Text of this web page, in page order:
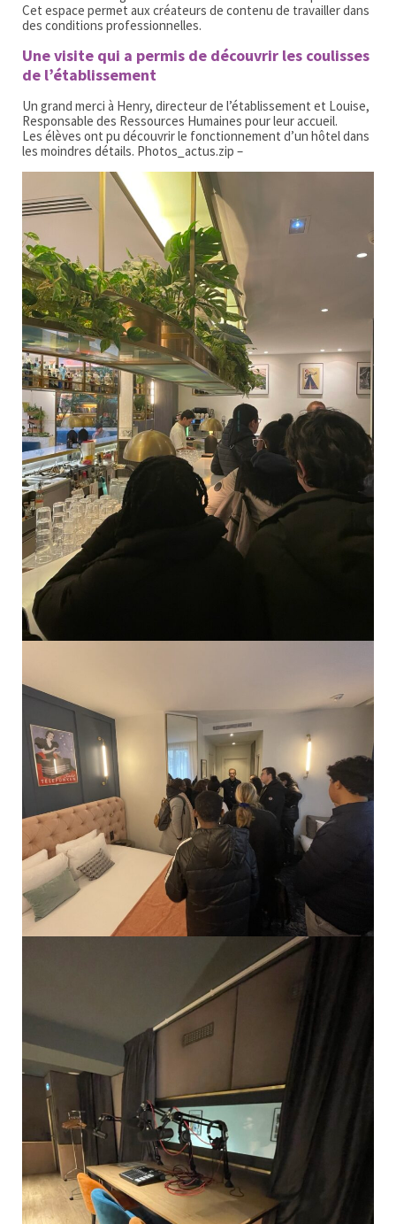
Cet espace permet aux créateurs de contenu de travailler dans
des conditions professionnelles.
Une visite qui a permis de découvrir les coulisses
de l’établissement
Un grand merci à Henry, directeur de l’établissement et Louise,
Responsable des Ressources Humaines pour leur accueil.
Les élèves ont pu découvrir le fonctionnement d’un hôtel dans
les moindres détails. Photos_actus.zip –